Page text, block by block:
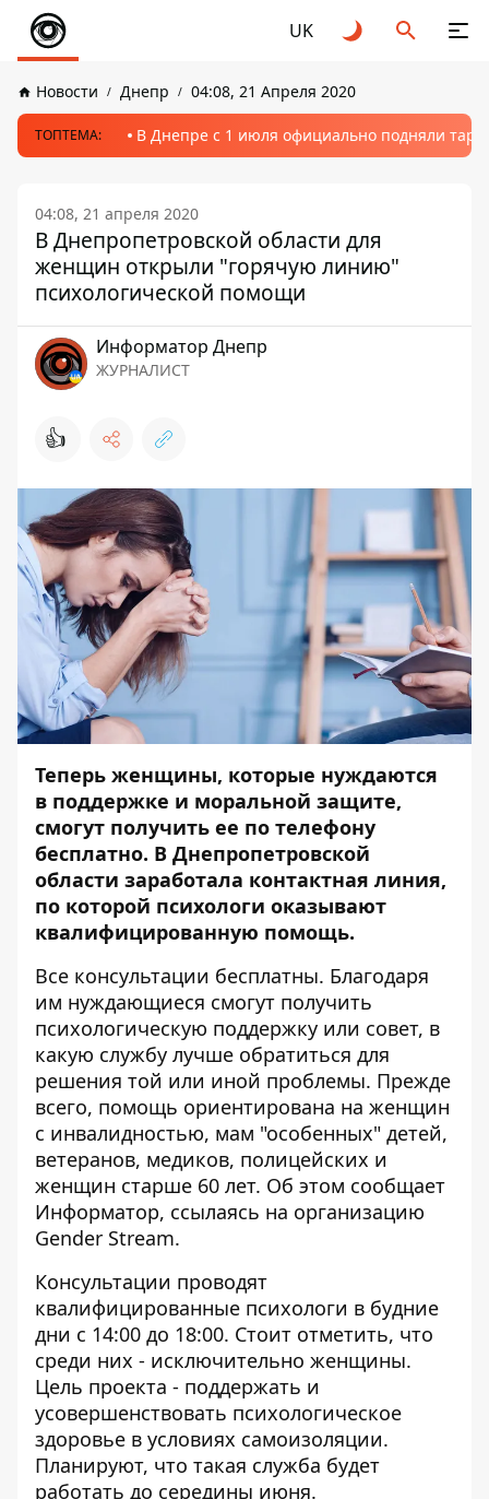
UK
Новости Днепр 04:08, 21 Апреля 2020
ТОПТЕМА: В Днепре с 1 июля официально подняли
04:08, 21 апреля 2020
В Днепропетровской области для
женщин открыли "горячую линию"
психологической помощи
Информатор Днепр
ЖУРНАЛИСТ
👍
Теперь женщины, которые нуждаются
в поддержке и моральной защите,
смогут получить ее по телефону
бесплатно. В Днепропетровской
области заработала контактная линия,
по которой психологи оказывают
квалифицированную помощь.
Все консультации бесплатны. Благодаря
им нуждающиеся смогут получить
психологическую поддержку или совет, в
какую службу лучше обратиться для
решения той или иной проблемы. Прежде
всего, помощь ориентирована на женщин
с инвалидностью, мам "особенных" детей,
ветеранов, медиков, полицейских и
женщин старше 60 лет. Об этом сообщает
Информатор, ссылаясь на организацию
Gender Stream.
Консультации проводят
квалифицированные психологи в будние
дни с 14:00 до 18:00. Стоит отметить, что
среди них - исключительно женщины.
Цель проекта - поддержать и
усовершенствовать психологическое
здоровье в условиях самоизоляции.
Планируют, что такая служба будет
работать до середины июня.